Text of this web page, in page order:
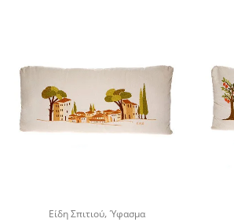
Είδη Σπιτιού, Ύφασμα